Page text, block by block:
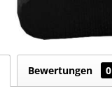
Bewertungen 0